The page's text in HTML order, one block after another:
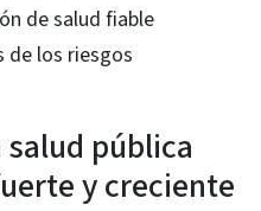
de salud fiable
de los riesgos
salud pública
y creciente